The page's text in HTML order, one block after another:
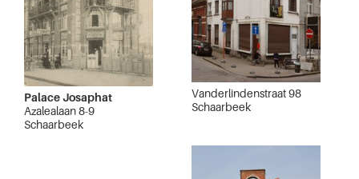
Palace Josaphat
Azalealaan 8-9
Schaarbeek
Vanderlindenstraat 98
Schaarbeek